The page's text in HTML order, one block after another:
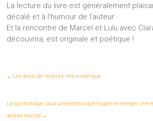
La lecture du livre est généralement
décalé et à l’humour de l’auteur.
Et la rencontre de Marcel et Lulu avec
découvrira, est originale et poétique !
← Les droits de l’enfant à l’ère numérique
La spintronique : pour une électronique frugale en énergie. Une
déjà en marche →